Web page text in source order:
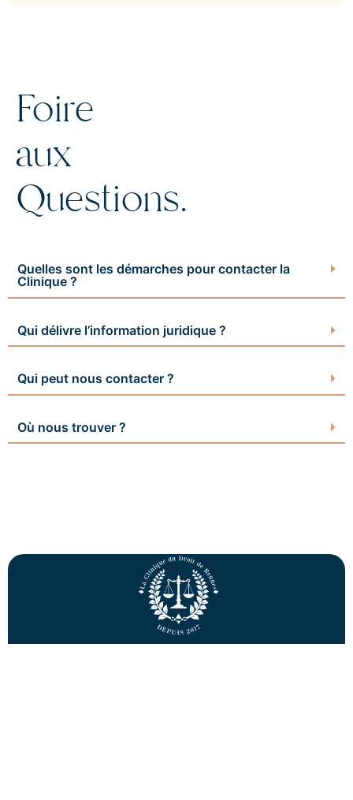
Foire
aux
Questions.
Quelles sont les démarches pour contacter la
Clinique ?
Qui délivre l’information juridique ?
Qui peut nous contacter ?
Où nous trouver ?